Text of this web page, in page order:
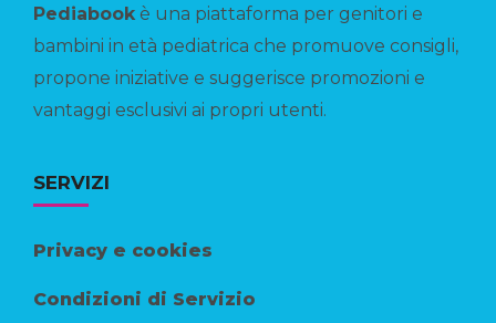
Pediabook è una piattaforma per genitori e
bambini in età pediatrica che promuove consigli,
propone iniziative e suggerisce promozioni e
vantaggi esclusivi ai propri utenti.
SERVIZI
Privacy e cookies
Condizioni di Servizio